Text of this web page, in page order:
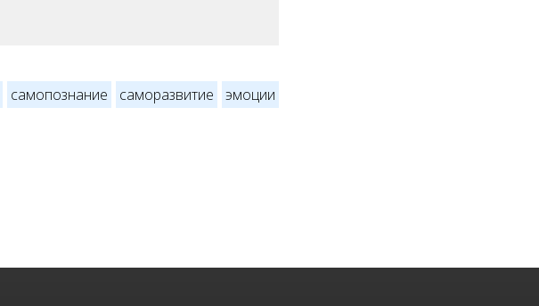
самопознание саморазвитие эмоции